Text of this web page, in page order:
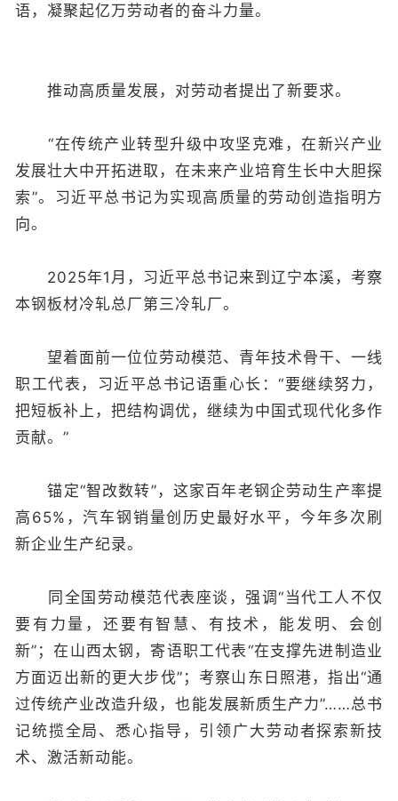
语，凝聚起亿万劳动者的奋斗力量。
推动高质量发展，对劳动者提出了新要求。
“在传统产业转型升级中攻坚克难，在新兴产业
发展壮大中开拓进取，在未来产业培育生长中大胆探
索”。习近平总书记为实现高质量的劳动创造指明方
向。
2025年1月，习近平总书记来到辽宁本溪，考察
本钢板材冷轧总厂第三冷轧厂。
望着面前一位位劳动模范、青年技术骨干、一线
职工代表，习近平总书记语重心长：“要继续努力，
把短板补上，把结构调优，继续为中国式现代化多作
贡献。”
锚定“智改数转”，这家百年老钢企劳动生产率提
高65%，汽车钢销量创历史最好水平，今年多次刷
新企业生产纪录。
同全国劳动模范代表座谈，强调“当代工人不仅
要有力量，还要有智慧、有技术，能发明、会创
新”；在山西太钢，寄语职工代表“在支撑先进制造业
方面迈出新的更大步伐”；考察山东日照港，指出“通
过传统产业改造升级，也能发展新质生产力”……总书
记统揽全局、悉心指导，引领广大劳动者探索新技
术、激活新动能。